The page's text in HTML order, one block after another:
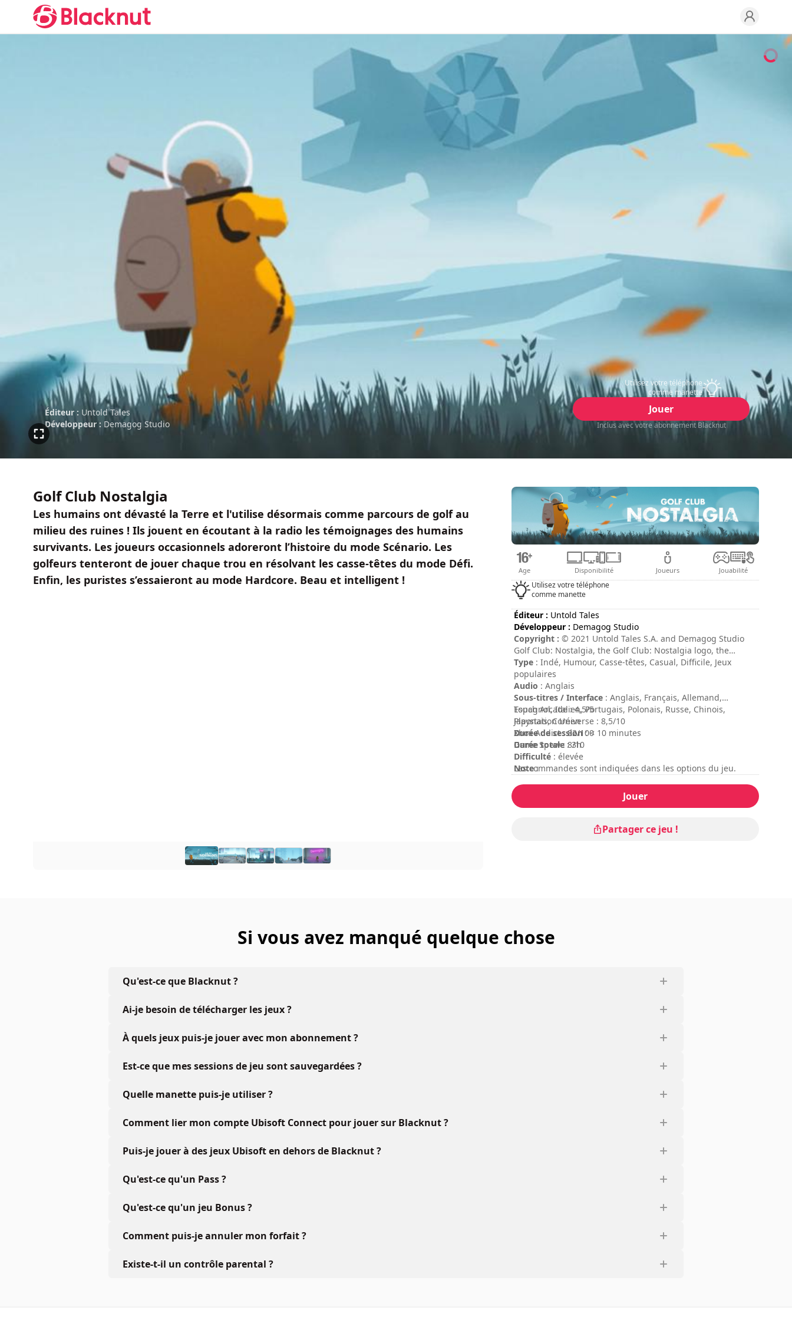
Éditeur : Untold Tales
Développeur : Demagog Studio
Utilisez votre téléphone
comme manette
Jouer
Inclus avec votre abonnement Blacknut
Golf Club Nostalgia
Les humains ont dévasté la Terre et l'utilise désormais comme parcours de golf au
milieu des ruines ! Ils jouent en écoutant à la radio les témoignages des humains
survivants. Les joueurs occasionnels adoreront l’histoire du mode Scénario. Les
golfeurs tenteront de jouer chaque trou en résolvant les casse-têtes du mode Défi.
Enfin, les puristes s’essaieront au mode Hardcore. Beau et intelligent !
Age Disponibilité Joueurs Jouabilité
Utilisez votre téléphone
comme manette
Éditeur : Untold Tales
Développeur : Demagog Studio
Copyright : © 2021 Untold Tales S.A. and Demagog Studio
Golf Club: Nostalgia, the Golf Club: Nostalgia logo, the
Untold Tales logo and Demagog Studio logo are trademarks
of Untold Tales S.A. and/or Demagog Studio. All rights
reserved.
Type : Indé, Humour, Casse-têtes, Casual, Difficile, Jeux
populaires
Audio : Anglais
Sous-titres / Interface : Anglais, Français, Allemand,
Espagnol, Italien, Portugais, Polonais, Russe, Chinois,
Japonais, Coréen
Durée de session: < 10 minutes
Durée totale : 3h
Difficulté : élevée
Note:
Touch Arcade : 4,5/5
Playstation Universe : 8,5/10
Xbox Addict : 82/100
Game Spew : 8/10
Les commandes sont indiquées dans les options du jeu.
Jouer
Partager ce jeu !
Si vous avez manqué quelque chose
Qu'est-ce que Blacknut ?
Ai-je besoin de télécharger les jeux ?
À quels jeux puis-je jouer avec mon abonnement ?
Est-ce que mes sessions de jeu sont sauvegardées ?
Quelle manette puis-je utiliser ?
Comment lier mon compte Ubisoft Connect pour jouer sur Blacknut ?
Puis-je jouer à des jeux Ubisoft en dehors de Blacknut ?
Qu'est-ce qu'un Pass ?
Qu'est-ce qu'un jeu Bonus ?
Comment puis-je annuler mon forfait ?
Existe-t-il un contrôle parental ?